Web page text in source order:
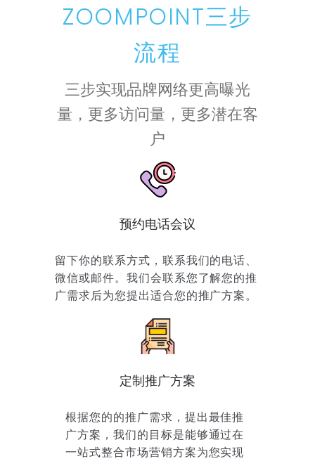
ZOOMPOINT三步
流程
三步实现品牌网络更高曝光
量，更多访问量，更多潜在客
户
预约电话会议
留下你的联系方式，联系我们的电话、
微信或邮件。我们会联系您了解您的推
广需求后为您提出适合您的推广方案。
定制推广方案
根据您的的推广需求，提出最佳推
广方案，我们的目标是能够通过在
一站式整合市场营销方案为您实现